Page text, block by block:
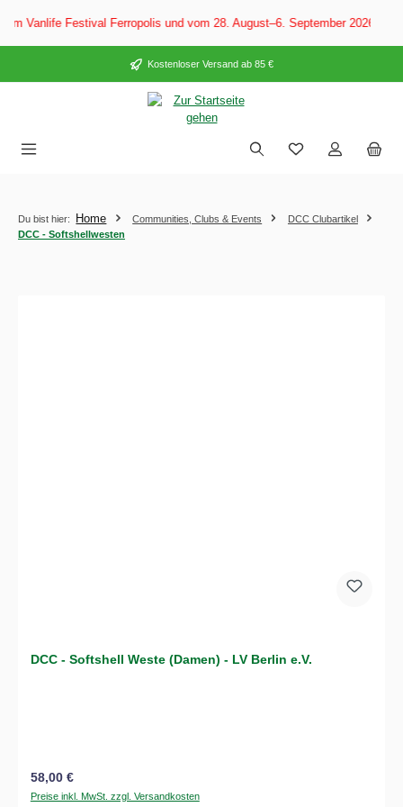
springen
Ferropolis und vom 28. August–6. September 2026 auf dem
Kostenloser Versand ab 85 €
Du bist hier: Home Communities, Clubs & Events
DCC Clubartikel
DCC - Softshellwesten
DCC - Softshell Weste (Damen) - LV Berlin e.V.
Regulärer Preis:
58,00 €
Preise inkl. MwSt. zzgl. Versandkosten